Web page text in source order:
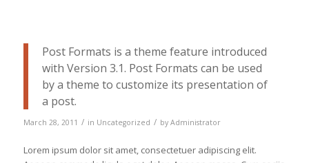
Post Formats is a theme feature introduced
with Version 3.1. Post Formats can be used
by a theme to customize its presentation of
a post.
March 28, 2011 / in Uncategorized / by Administrator
Lorem ipsum dolor sit amet, consectetuer adipiscing elit.